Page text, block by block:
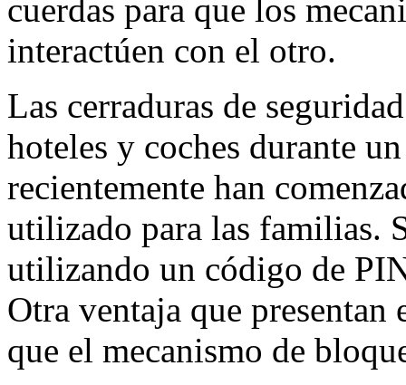
cuerdas para que los
interactúen con el otro.
Las cerraduras de
hoteles y coches durante
recientemente han
utilizado para las familias.
utilizando un código de
Otra ventaja que presentan
que el mecanismo de